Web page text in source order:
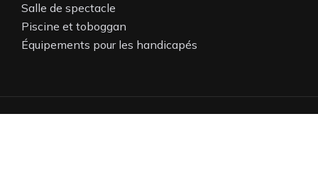
Salle de spectacle
Piscine et toboggan
Équipements pour les handicapés